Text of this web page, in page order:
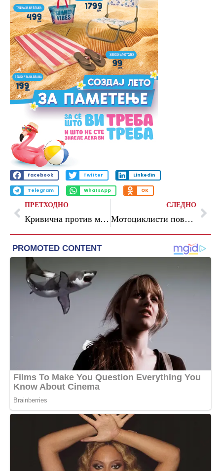
Facebook Twitter LinkedIn
Telegram WhatsApp OK
ПРЕТХОДНО
Кривична против маж од Неготино: во неговото возило полицијата пронајде 50 парчиња незаконски уловена риба
СЛЕДНО
Мотоциклисти повредени во две одделни сообраќајни несреќи